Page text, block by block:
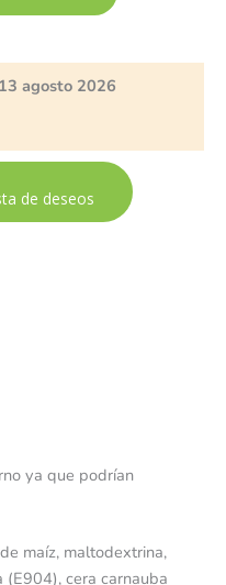
13 agosto 2026
de deseos
ya que podrían
maíz, maltodextrina,
cera carnauba